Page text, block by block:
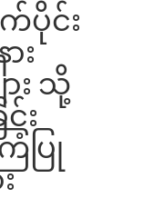
ပိုင်း
း
း သို့
း
ပြု